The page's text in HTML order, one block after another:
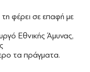
τη φέρει σε επαφή με
Εθνικής Άμυνας,
τα πράγματα.